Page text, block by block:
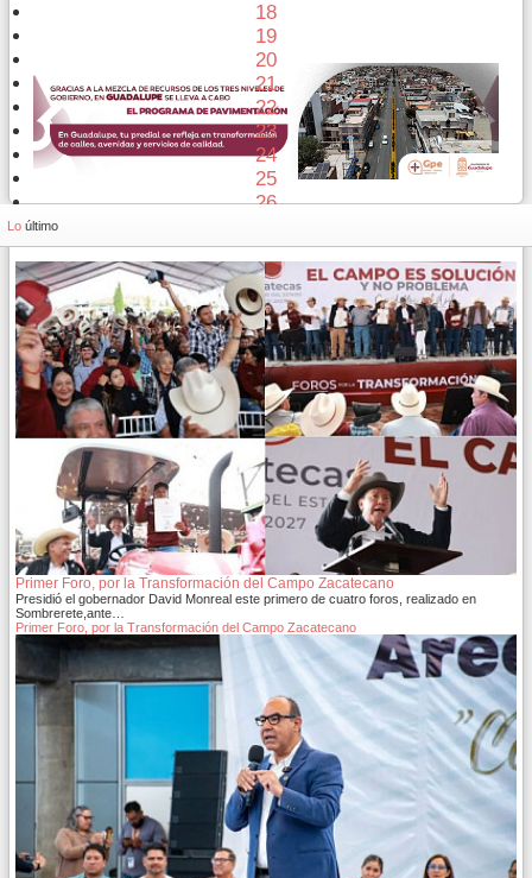
18
19
20
21
22
23
24
25
26
Lo último
Primer Foro, por la Transformación del Campo Zacatecano
Presidió el gobernador David Monreal este primero de cuatro foros, realizado en
Sombrerete,ante…
Primer Foro, por la Transformación del Campo Zacatecano